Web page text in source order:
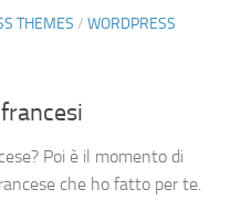
THEMES / WORDPRESS
Poi è il momento di
che ho fatto per te.